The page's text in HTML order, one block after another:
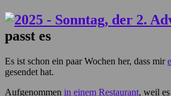
passt es
Es ist schon ein paar Wochen her, dass mir
gesendet hat.
Aufgenommen in einem Restaurant, weil